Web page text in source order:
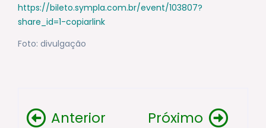
https://bileto.sympla.com.br/event/103807?
share_id=1-copiarlink
Foto: divulgação
Anterior Próximo